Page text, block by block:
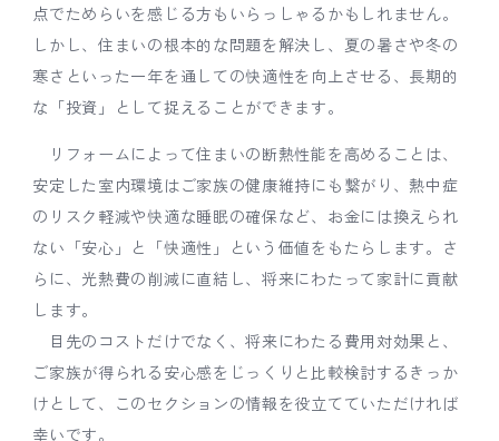
点でためらいを感じる方もいらっしゃるかもしれません。
しかし、住まいの根本的な問題を解決し、夏の暑さや冬の
寒さといった一年を通しての快適性を向上させる、長期的
な「投資」として捉えることができます。
リフォームによって住まいの断熱性能を高めることは、
安定した室内環境はご家族の健康維持にも繋がり、熱中症
のリスク軽減や快適な睡眠の確保など、お金には換えられ
ない「安心」と「快適性」という価値をもたらします。さ
らに、光熱費の削減に直結し、将来にわたって家計に貢献
します。
目先のコストだけでなく、将来にわたる費用対効果と、
ご家族が得られる安心感をじっくりと比較検討するきっか
けとして、このセクションの情報を役立てていただければ
幸いです。